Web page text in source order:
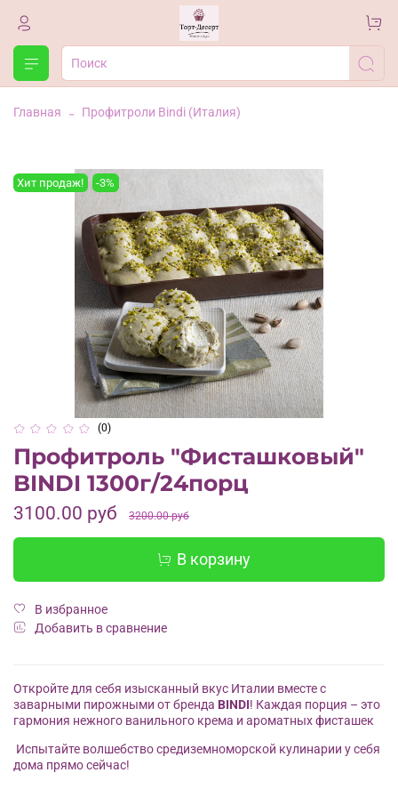
Главная Профитроли Bindi (Италия)
Хит продаж! -3%
(0)
Профитроль "Фисташковый"
BINDI 1300г/24порц
3100.00 руб 3200.00 руб
В корзину
В избранное
Добавить в сравнение
Откройте для себя изысканный вкус Италии вместе с
заварными пирожными от бренда BINDI! Каждая порция – это
гармония нежного ванильного крема и ароматных фисташек
Испытайте волшебство средиземноморской кулинарии у себя
дома прямо сейчас!